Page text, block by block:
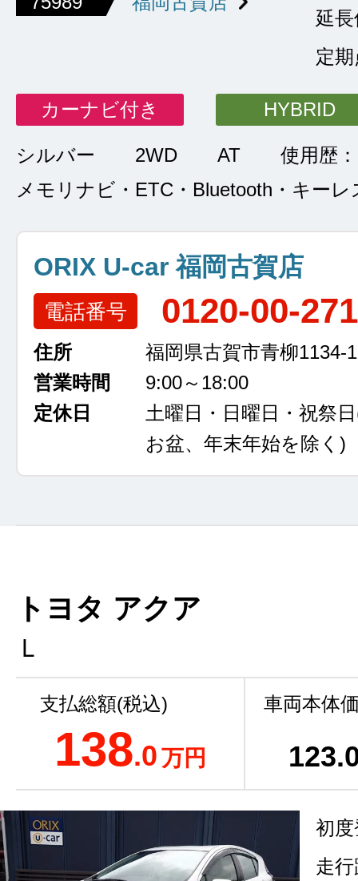
延
定
カーナビ付き HYBRID
シルバー 2WD AT
使用歴
メモリナビ・ETC・Bluetooth・キーレ
ORIX U-car 福岡古賀店
電話番号 0120-00-
住所
福岡県古賀市青柳1134-1
営業時間
9:00～18:00
定休日
土曜日・日曜日・祝祭日
お盆、年末年始を除く)
トヨタ アクア
Ｌ
支払総額(税込)
138.0万円
車両本体
123
初
走